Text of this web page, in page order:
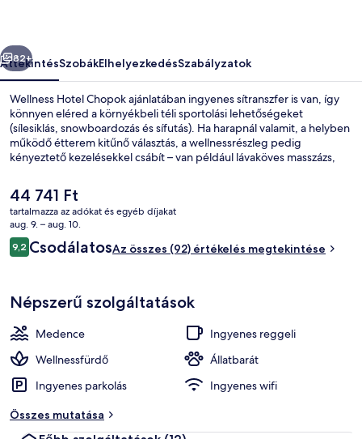
Következő
82+
ÁttekintésSzobákElhelyezkedésSzabályzatok
Wellness Hotel Chopok ajánlatában ingyenes sítranszfer is van, így
könnyen eléred a környékbeli téli sportolási lehetőségeket
(sílesiklás, snowboardozás és sífutás). Ha harapnál valamit, a helyben
működő étterem kitűnő választás, a wellnessrészleg pedig
kényeztető kezelésekkel csábít – van például lávaköves masszázs,
medence és 24 órában nyitva tartó fitneszterem jóvoltából még
nívósabb. A síelők megelégedésére a következők is rendelkezésre
állnak: síbérletek, sítároló.
A
jelenlegi
ár
44 741 Ft
44 741 Ft
tartalmazza az adókat és egyéb díjakat
aug. 9. – aug. 10.
Értékelések
9,29,2 ennyiből: 10
CsodálatosAz összes (92) értékelés megtekintése
Népszerű szolgáltatások
Medence
Ingyenes reggeli
Wellnessfürdő
Állatbarát
Ingyenes parkolás
Ingyenes wifi
Összes mutatása